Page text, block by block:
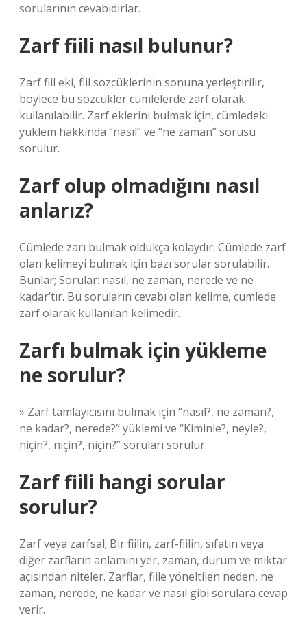
sorularının cevabıdırlar.
Zarf fiili nasıl bulunur?
Zarf fiil eki, fiil sözcüklerinin sonuna yerleştirilir,
böylece bu sözcükler cümlelerde zarf olarak
kullanılabilir. Zarf eklerini bulmak için, cümledeki
yüklem hakkında “nasıl” ve “ne zaman” sorusu
sorulur.
Zarf olup olmadığını nasıl
anlarız?
Cümlede zarı bulmak oldukça kolaydır. Cümlede zarf
olan kelimeyi bulmak için bazı sorular sorulabilir.
Bunlar; Sorular: nasıl, ne zaman, nerede ve ne
kadar’tır. Bu soruların cevabı olan kelime, cümlede
zarf olarak kullanılan kelimedir.
Zarfı bulmak için yükleme
ne sorulur?
» Zarf tamlayıcısını bulmak için “nasıl?, ne zaman?,
ne kadar?, nerede?” yüklemi ve “Kiminle?, neyle?,
niçin?, niçin?, niçin?” soruları sorulur.
Zarf fiili hangi sorular
sorulur?
Zarf veya zarfsal; Bir fiilin, zarf-fiilin, sıfatın veya
diğer zarfların anlamını yer, zaman, durum ve miktar
açısından niteler. Zarflar, fiile yöneltilen neden, ne
zaman, nerede, ne kadar ve nasıl gibi sorulara cevap
verir.